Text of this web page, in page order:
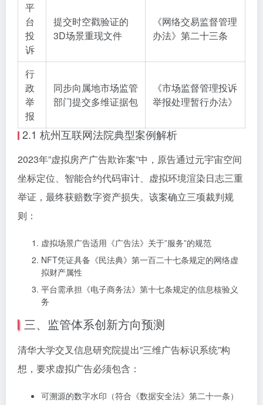
平
台
投
诉
提交时空戳验证的
3D场景重现文件
《网络交易监督管理
办法》第二十三条
行
政
举
报
同步向属地市场监管
部门提交多维证据包
《市场监督管理投诉
举报处理暂行办法》
2.1 杭州互联网法院典型案例解析
2023年”虚拟房产广告欺诈案”中，原告通过元宇宙空间
坐标定位、智能合约代码审计、虚拟环境渲染日志三重
举证，最终获赔数字资产损失。该案确立三项裁判规
则：
虚拟场景广告适用《广告法》关于”服务”的规范
NFT凭证具备《民法典》第一百二十七条规定的网络虚
拟财产属性
平台需承担《电子商务法》第十七条规定的信息核验义
务
三、监管体系创新方向预测
清华大学交叉信息研究院提出”三维广告标识系统”构
想，要求虚拟广告必须包含：
可溯源的数字水印（符合《数据安全法》第二十一条）